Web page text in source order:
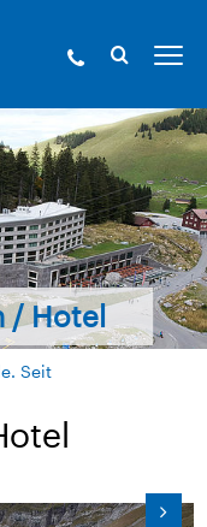
/ Hotel
Seit